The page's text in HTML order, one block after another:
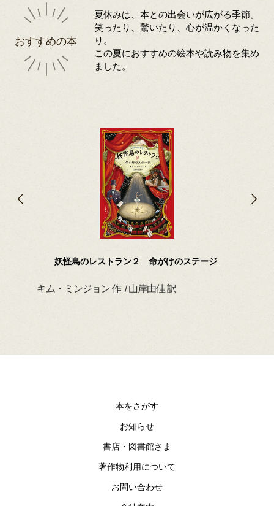
おすすめの本
夏休みは、本との出会いが広がる季節。
笑ったり、驚いたり、心が温かくなった
り。
この夏におすすめの絵本や読み物を集め
ました。
妖怪島のレストラン２ 命がけのステージ
キム・ミンジョン 作 / 山岸由佳 訳
本をさがす
お知らせ
書店・図書館さま
著作物利用について
お問い合わせ